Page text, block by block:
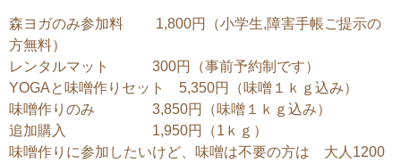
森ヨガのみ参加料 1,800円（小学生,障害手帳ご提示の
方無料）
レンタルマット 300円（事前予約制です）
YOGAと味噌作りセット 5,350円（味噌１ｋｇ込み）
味噌作りのみ 3,850円（味噌１ｋｇ込み）
追加購入 1,950円（1ｋｇ）
味噌作りに参加したいけど、味噌は不要の方は 大人1200